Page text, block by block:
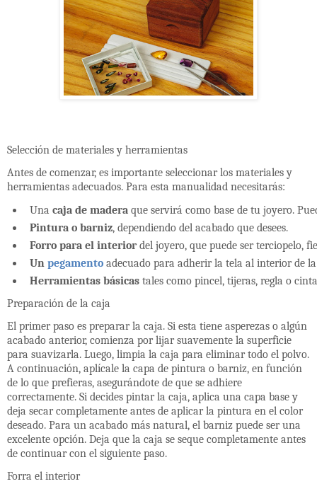
Selección de materiales y herramientas
Antes de comenzar, es importante seleccionar los materiales y
herramientas adecuados. Para esta manualidad necesitarás:
Una caja de madera que servirá como base de tu joyero.
Pintura o barniz, dependiendo del acabado que desees.
Forro para el interior del joyero, que puede ser terciopelo,
Un pegamento adecuado para adherir la tela al interior de
Herramientas básicas tales como pincel, tijeras, regla o
Preparación de la caja
El primer paso es preparar la caja. Si esta tiene asperezas o algún
acabado anterior, comienza por lijar suavemente la superficie
para suavizarla. Luego, limpia la caja para eliminar todo el polvo.
A continuación, aplícale la capa de pintura o barniz, en función
de lo que prefieras, asegurándote de que se adhiere
correctamente. Si decides pintar la caja, aplica una capa base y
deja secar completamente antes de aplicar la pintura en el color
deseado. Para un acabado más natural, el barniz puede ser una
excelente opción. Deja que la caja se seque completamente antes
de continuar con el siguiente paso.
Forra el interior